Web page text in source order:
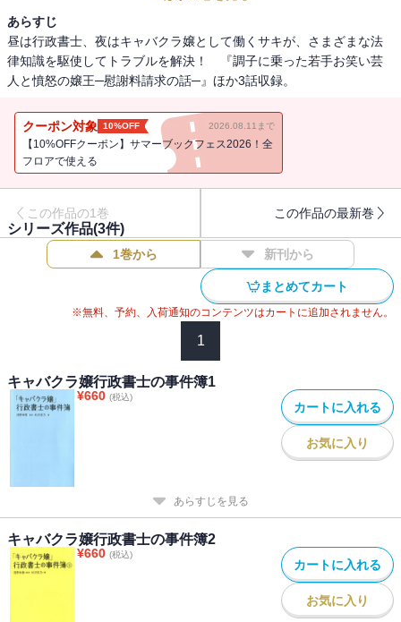
あらすじ
昼は行政書士、夜はキャバクラ嬢として働くサキが、さまざまな法
律知識を駆使してトラブルを解決！ 『調子に乗った若手お笑い芸
人と憤怒の嬢王─慰謝料請求の話─』ほか3話収録。
クーポン対象 10%OFF 2026.08.11まで
【10%OFFクーポン】サマーブックフェス2026！全
フロアで使える
この作品の1巻 この作品の最新巻
シリーズ作品(3件)
1巻から 新刊から
まとめてカート
※無料、予約、入荷通知のコンテンツはカートに追加されません。
1
キャバクラ嬢行政書士の事件簿1
¥660 (税込)
カートに入れる
お気に入り
あらすじを見る
キャバクラ嬢行政書士の事件簿2
¥660 (税込)
カートに入れる
お気に入り